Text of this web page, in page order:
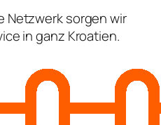
Netzwerk sorgen wir
in ganz Kroatien.